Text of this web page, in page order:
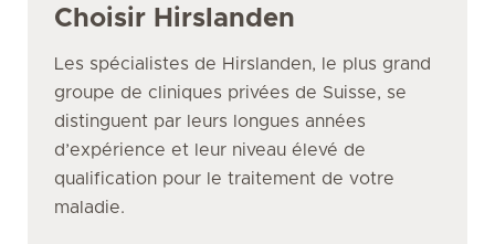
Choisir Hirslanden
Les spécialistes de Hirslanden, le plus grand
groupe de cliniques privées de Suisse, se
distinguent par leurs longues années
d’expérience et leur niveau élevé de
qualification pour le traitement de votre
maladie.